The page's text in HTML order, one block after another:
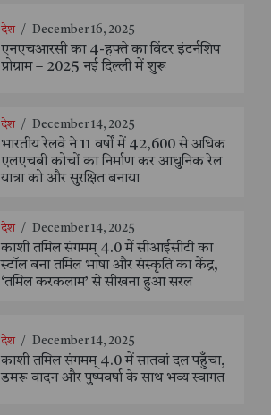
देश / December 16, 2025
एनएचआरसी का 4-हफ्ते का विंटर इंटर्नशिप
प्रोग्राम – 2025 नई दिल्ली में शुरू
देश / December 14, 2025
भारतीय रेलवे ने 11 वर्षों में 42,600 से अधिक
एलएचबी कोचों का निर्माण कर आधुनिक रेल
यात्रा को और सुरक्षित बनाया
देश / December 14, 2025
काशी तमिल संगमम् 4.0 में सीआईसीटी का
स्टॉल बना तमिल भाषा और संस्कृति का केंद्र,
‘तमिल करकलाम’ से सीखना हुआ सरल
देश / December 14, 2025
काशी तमिल संगमम् 4.0 में सातवां दल पहुँचा,
डमरू वादन और पुष्पवर्षा के साथ भव्य स्वागत